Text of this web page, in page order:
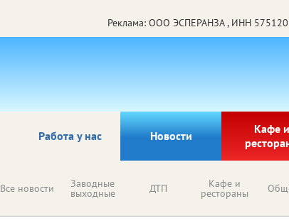
Реклама: ООО ЭСПЕРАНЗА , ИНН
Работа у нас Новости
Кафе и
Все новости Заводные
выходные ДТП Кафе и
рестораны